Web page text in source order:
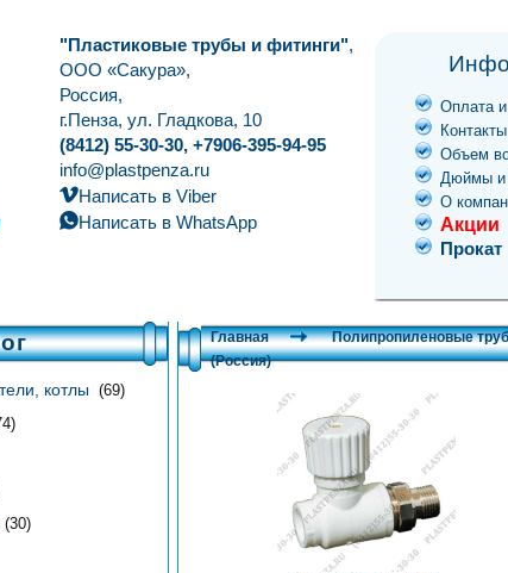
"Пластиковые трубы и фитинги",
ООО «Сакура»,
Россия,
г.Пенза, ул. Гладкова, 10
(8412) 55-30-30, +7906-395-94-95
info@plastpenza.ru
Написать в Viber
Написать в WhatsApp
Оплата
Контакты
Объем
Дюймы и
О
Акции
Прокат
котлы (69)
(30)
Главная Полипропиленовые
(Россия)